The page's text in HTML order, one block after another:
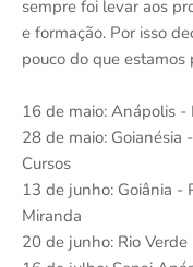
sempre foi levar aos
e formação. Por isso
pouco do que
16 de maio: Anápolis
28 de maio:
Cursos
13 de junho: Goiânia -
Miranda
20 de junho: Rio